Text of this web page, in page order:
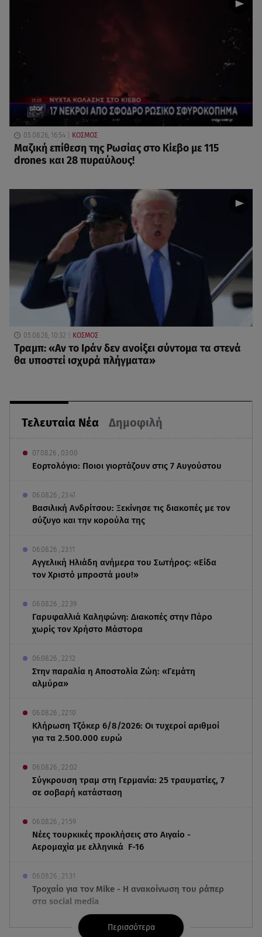
Τελευταία Νέα Δημοφιλή
07.08.26 , 03:00
Εορτολόγιο: Ποιοι γιορτάζουν στις 7 Αυγούστου
06.08.26 , 23:41
Βασιλική Ανδρίτσου: Ξεκίνησε τις διακοπές με τον
σύζυγο και την κορούλα της
06.08.26 , 23:11
Αγγελική Ηλιάδη ανήμερα του Σωτήρος: «Είδα
τον Χριστό μπροστά μου!»
06.08.26 , 22:39
Γαρυφαλλιά Καληφώνη: Διακοπές στην Πάρο
χωρίς τον Χρήστο Μάστορα
06.08.26 , 22:12
Στην παραλία η Αποστολία Ζώη: «Γεμάτη
αλμύρα»
06.08.26 , 22:10
Κλήρωση Τζόκερ 6/8/2026: Οι τυχεροί αριθμοί
για τα 2.500.000 ευρώ
06.08.26 , 22:02
Σύγκρουση τραμ στη Γερμανία: 25 τραυματίες, 7
σε σοβαρή κατάσταση
06.08.26 , 21:59
Νέες τουρκικές προκλήσεις στο Αιγαίο -
Αερομαχία με ελληνικά F-16
06.08.26 , 21:31
Τροχαίο για τον Mike - Η ανακοίνωση του ράπερ
στα social media
06.08.26 , 21:22 Περισσότερα
05.08.26, 16:54 ΚΟΣΜΟΣ
Μαζική επίθεση της Ρωσίας στο Κίεβο με 115
drones και 28 πυραύλους!
05.08.26, 10:32 ΚΟΣΜΟΣ
Τραμπ: «Αν το Ιράν δεν ανοίξει σύντομα τα στενά
θα υποστεί ισχυρά πλήγματα»